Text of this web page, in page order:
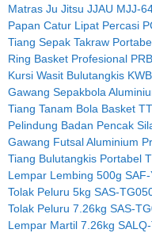
Matras Ju Jitsu JJAU MJJ-
Papan Catur Lipat Percasi
Tiang Sepak Takraw
Ring Basket Profesional
Kursi Wasit Bulutangkis
Gawang Sepakbola
Tiang Tanam Bola Basket
Pelindung Badan Pencak
Gawang Futsal Aluminium
Tiang Bulutangkis Portabel
Lempar Lembing 500g
Tolak Peluru 5kg SAS-
Tolak Peluru 7.26kg SAS-
Lempar Martil 7.26kg